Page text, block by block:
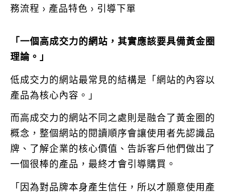
務流程 > 產品特色 > 引導下單
「一個高成交力的網站，其實應該要具備黃金圈
理論。」
低成交力的網站最常見的結構是「網站的內容以
產品為核心內容。」
而高成交力的網站不同之處則是融合了黃金圈的
概念，整個網站的閱讀順序會讓使用者先認識品
牌、了解企業的核心價值、告訴客戶他們做出了
一個很棒的產品，最終才會引導購買。
「因為對品牌本身產生信任，所以才願意使用產